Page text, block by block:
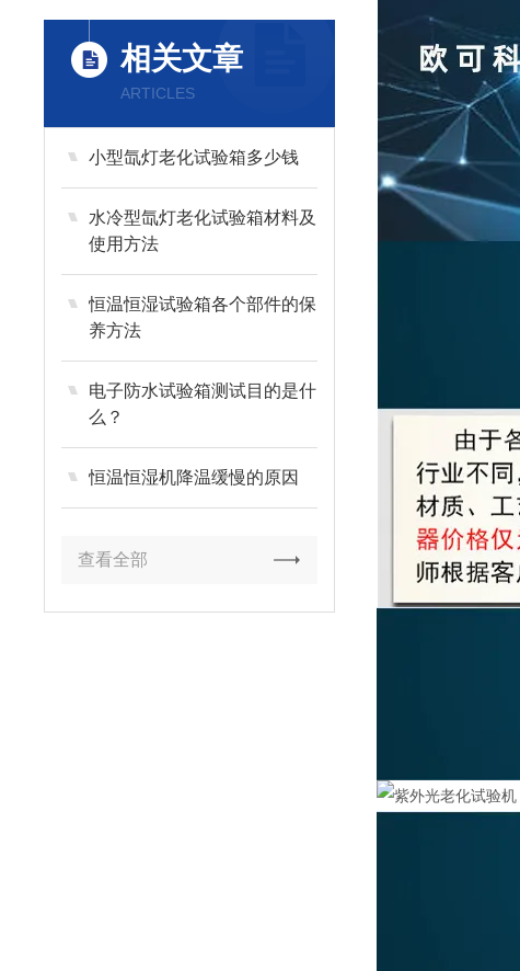
相关文章
ARTICLES
小型氙灯老化试验箱多少钱
水冷型氙灯老化试验箱材料及
使用方法
恒温恒湿试验箱各个部件的保
养方法
电子防水试验箱测试目的是什
么？
恒温恒湿机降温缓慢的原因
查看全部